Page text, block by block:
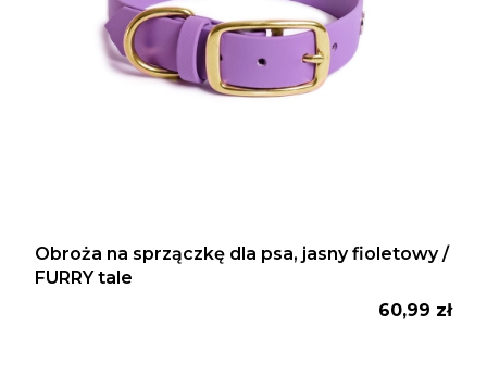
Obroża na sprzączkę dla psa, jasny fioletowy /
FURRY tale
Cena
60,99 zł